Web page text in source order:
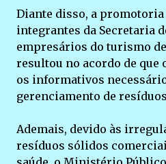
Diante disso, a
integrantes da Secretaria
empresários do turismo
resultou no acordo de
os informativos
gerenciamento de
Ademais, devido às
resíduos sólidos